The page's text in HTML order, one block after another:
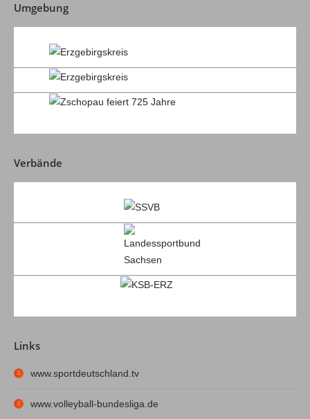
Umgebung
Verbände
Links
www.sportdeutschland.tv
www.volleyball-bundesliga.de